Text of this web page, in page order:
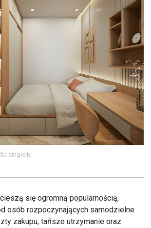
singielki
się ogromną popularnością,
osób rozpoczynających samodzielne
zakupu, tańsze utrzymanie oraz